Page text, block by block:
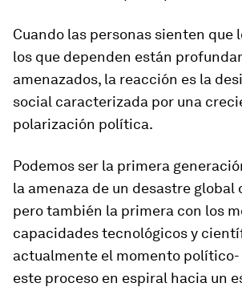
Cuando las personas sienten que
los que dependen están
amenazados, la reacción es la
social caracterizada por una
polarización política.
Podemos ser la primera
la amenaza de un desastre global
pero también la primera con los
capacidades tecnológicos y
actualmente el momento
este proceso en espiral hacia un